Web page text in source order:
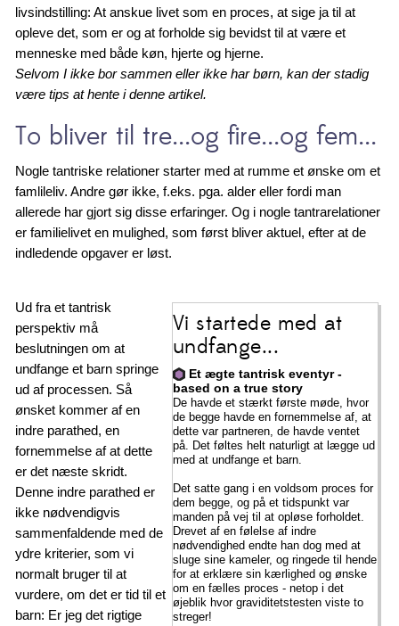
livsindstilling: At anskue livet som en proces, at sige ja til at
opleve det, som er og at forholde sig bevidst til at være et
menneske med både køn, hjerte og hjerne.
Selvom I ikke bor sammen eller ikke har børn, kan der stadig
være tips at hente i denne artikel.
To bliver til tre...og fire...og fem...
Nogle tantriske relationer starter med at rumme et ønske om et
famlileliv. Andre gør ikke, f.eks. pga. alder eller fordi man
allerede har gjort sig disse erfaringer. Og i nogle tantrarelationer
er familielivet en mulighed, som først bliver aktuel, efter at de
indledende opgaver er løst.
Vi startede med at
undfange...
Et ægte tantrisk eventyr -
based on a true story
De havde et stærkt første møde, hvor
de begge havde en fornemmelse af, at
dette var partneren, de havde ventet
på. Det føltes helt naturligt at lægge ud
med at undfange et barn.
Det satte gang i en voldsom proces for
dem begge, og på et tidspunkt var
manden på vej til at opløse forholdet.
Drevet af en følelse af indre
nødvendighed endte han dog med at
sluge sine kameler, og ringede til hende
for at erklære sin kærlighed og ønske
om en fælles proces - netop i det
øjeblik hvor graviditetstesten viste to
streger!
Ud fra et tantrisk
perspektiv må
beslutningen om at
undfange et barn springe
ud af processen. Så
ønsket kommer af en
indre parathed, en
fornemmelse af at dette
er det næste skridt.
Denne indre parathed er
ikke nødvendigvis
sammenfaldende med de
ydre kriterier, som vi
normalt bruger til at
vurdere, om det er tid til et
barn: Er jeg det rigtige